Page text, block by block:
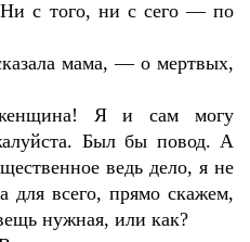
Ни с того, ни с сего — по
мама, — о мертвых,
Я и сам могу
Был бы повод. А
ведь дело, я не
для всего, прямо скажем,
нужная, или как?